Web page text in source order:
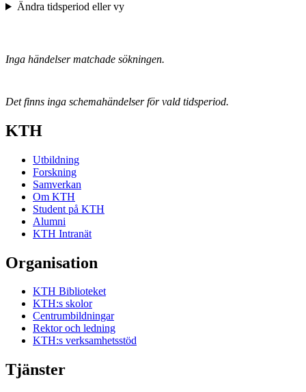
Ändra tidsperiod eller vy
Inga händelser matchade sökningen.
Det finns inga schemahändelser för vald tidsperiod.
KTH
Utbildning
Forskning
Samverkan
Om KTH
Student på KTH
Alumni
KTH Intranät
Organisation
KTH Biblioteket
KTH:s skolor
Centrumbildningar
Rektor och ledning
KTH:s verksamhetsstöd
Tjänster